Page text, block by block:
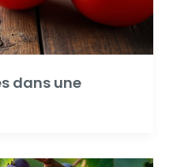
dans une